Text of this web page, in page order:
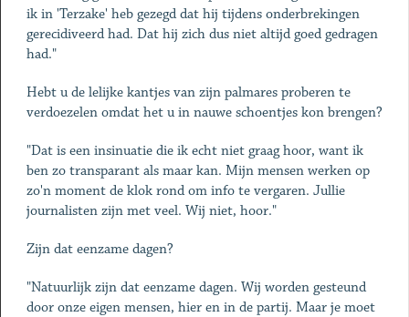
ik in 'Terzake' heb gezegd dat hij tijdens onderbrekingen
gerecidiveerd had. Dat hij zich dus niet altijd goed gedragen
had."
Hebt u de lelijke kantjes van zijn palmares proberen te
verdoezelen omdat het u in nauwe schoentjes kon brengen?
"Dat is een insinuatie die ik echt niet graag hoor, want ik
ben zo transparant als maar kan. Mijn mensen werken op
zo'n moment de klok rond om info te vergaren. Jullie
journalisten zijn met veel. Wij niet, hoor."
Zijn dat eenzame dagen?
"Natuurlijk zijn dat eenzame dagen. Wij worden gesteund
door onze eigen mensen, hier en in de partij. Maar je moet